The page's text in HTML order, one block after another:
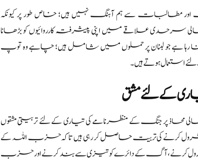
مطالبات سے ہم آہنگ نہیں ہیں؛ خاص طور پر کیونکہ
علاقے میں اپنی پیشرفتہ کارروائیوں کو بڑھانا
رہا ہے جو لبنان پر حملوں میں شامل ہیں؛ چاہے وہ توپ
استعمال ہوتے ہیں۔
کے لئے مشق
شمالی محاذ پر جنگ کے منظرنامے کی تیاری کے لئے تربیتی مشقوں
کرنے کی تربیت حاصل کر رہی ہیں تاکہ حزب اللہ کے
کرنے، آگ کے دائرے کو تیزی سے بند کرنے اور حزب